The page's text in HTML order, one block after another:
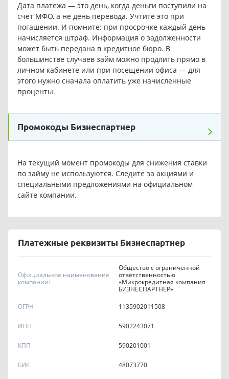
Дата платежа — это день, когда деньги поступили на
счёт МФО, а не день перевода. Учтите это при
погашении. И помните: при просрочке каждый день
начисляется штраф. Информация о задолженности
может быть передана в кредитное бюро. В
большинстве случаев займ можно продлить прямо в
личном кабинете или при посещении офиса — для
этого нужно сначала оплатить уже начисленные
проценты.
Промокоды Бизнеспартнер
На текущий момент промокоды для снижения ставки
по займу не используются. Следите за акциями и
специальными предложениями на официальном
сайте компании.
Платежные реквизиты Бизнеспартнер
Официальное наименование
компании:
Общество с ограниченной
ответственностью
«Микрокредитная компания
БИЗНЕСПАРТНЕР»
ОГРН
1135902011508
ИНН 5902243071
КПП 590201001
БИК 48073770